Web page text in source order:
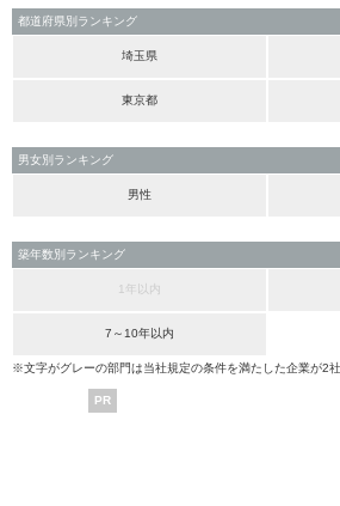
都道府県別ランキング
埼玉県
東京都
男女別ランキング
男性
築年数別ランキング
1年以内
7～10年以内
※文字がグレーの部門は当社規定の条件を満たした企業が2
PR